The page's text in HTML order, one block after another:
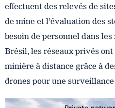
effectuent des relevés de
de mine et l’évaluation des
besoin de personnel dans
Brésil, les réseaux privés
minière à distance grâce à
drones pour une surveillance